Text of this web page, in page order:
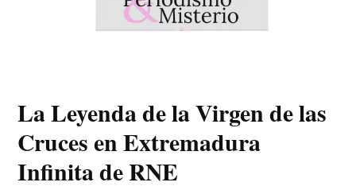
La Leyenda de la Virgen de las
Cruces en Extremadura
Infinita de RNE